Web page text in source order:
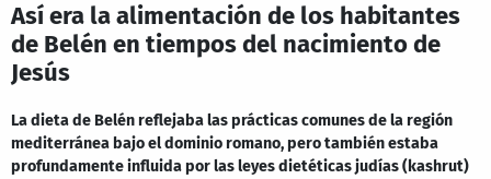
Así era la alimentación de los habitantes
de Belén en tiempos del nacimiento de
Jesús
La dieta de Belén reflejaba las prácticas comunes de la región
mediterránea bajo el dominio romano, pero también estaba
profundamente influida por las leyes dietéticas judías (kashrut)